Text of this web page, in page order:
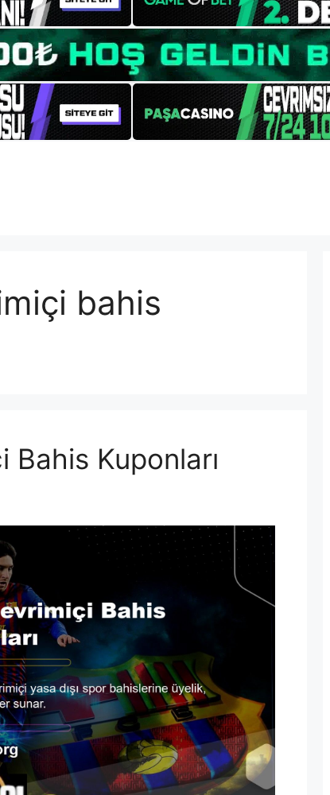
bahis
Bahis Kuponları